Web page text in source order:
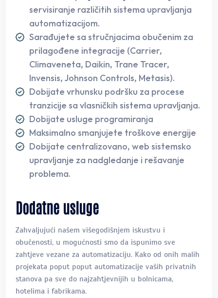
servisiranje različitih sistema upravljanja
automatizacijom.
Sarađujete sa stručnjacima obučenim za
prilagođene integracije (Carrier,
Climaveneta, Daikin, Trane Tracer,
Invensis, Johnson Controls, Metasis).
Dobijate vrhunsku podršku za procese
tranzicije sa vlasničkih sistema upravljanja.
Dobijate usluge programiranja
Maksimalno smanjujete troškove energije
Dobijate centralizovano, web sistemsko
upravljanje za nadgledanje i rešavanje
problema.
Dodatne usluge
Zahvaljujući našem višegodišnjem iskustvu i
obučenosti, u mogućnosti smo da ispunimo sve
zahtjeve vezane za automatizaciju. Kako od onih malih
projekata poput poput automatizacije vaših privatnih
stanova pa sve do najzahtjevnijih u bolnicama,
hotelima i fabrikama.​